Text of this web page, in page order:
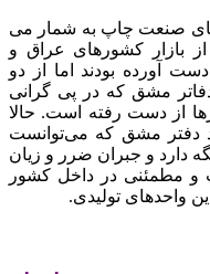
صنعت چاپ به‌ شمار می‌
بازار کشورهای عراق و
آورده بودند اما از دو
مشق که در پی گرانی
از دست رفته است. حالا
دفتر مشق که می‌توانست
دارد و جبران ضرر و زیان
و مطمئنی در داخل کشور
واحدهای تولیدی.